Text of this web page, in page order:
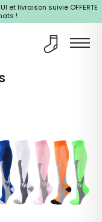
et livraison suivie OFFERTE
!